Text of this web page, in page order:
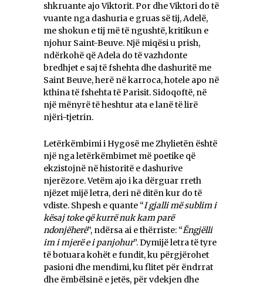
shkruante ajo Viktorit. Por dhe Viktori do të
vuante nga dashuria e gruas së tij, Adelë,
me shokun e tij më të ngushtë, kritikun e
njohur Saint-Beuve. Një miqësi u prish,
ndërkohë që Adela do të vazhdonte
bredhjet e saj të fshehta dhe dashuritë me
Saint Beuve, herë në karroca, hotele apo në
kthina të fshehta të Parisit. Sidoqoftë, në
një mënyrë të heshtur ata e lanë të lirë
njëri-tjetrin.
Letërkëmbimi i Hygosë me Zhylietën është
një nga letërkëmbimet më poetike që
ekzistojnë në historitë e dashurive
njerëzore. Vetëm ajo i ka dërguar rreth
njëzet mijë letra, deri në ditën kur do të
vdiste. Shpesh e quante “I gjalli më sublim i
kësaj toke që kurrë nuk kam parë
ndonjëherë”, ndërsa ai e thërriste: “Ёngjëlli
im i mjerë e i panjohur”. Dymijë letra të tyre
të botuara kohët e fundit, ku përgjërohet
pasioni dhe mendimi, ku flitet për ëndrrat
dhe ëmbëlsinë e jetës, për vdekjen dhe